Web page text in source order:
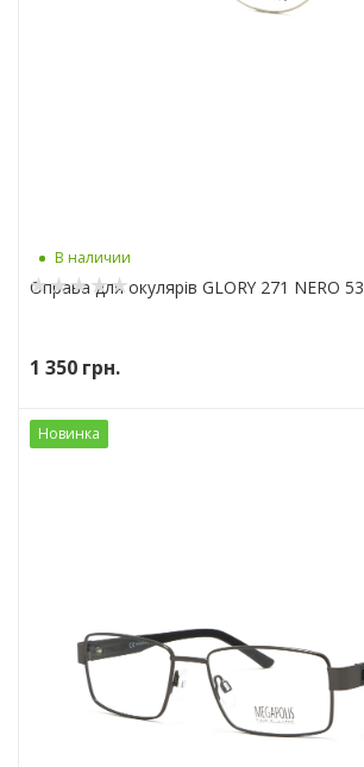
В наличии
Оправа для окулярів GLORY 271 NERO 53
1 350 грн.
Новинка